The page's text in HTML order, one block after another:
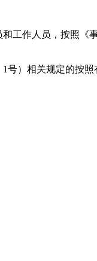
工作人员，按照
号）相关规定的按照